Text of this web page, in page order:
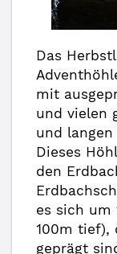
Das
mit
und vielen
und langen
Dieses
den
es sich um
100m tief),
geprägt